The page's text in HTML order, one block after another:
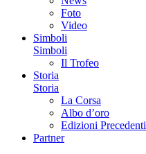
Foto
Video
Simboli
Simboli
Il Trofeo
Storia
Storia
La Corsa
Albo d’oro
Edizioni Precedenti
Partner